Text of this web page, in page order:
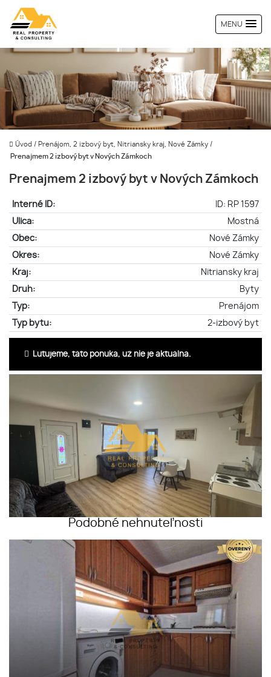
MENU
Úvod / Prenájom, 2 izbový byt, Nitriansky kraj, Nové Zámky /
Prenajmem 2 izbový byt v Nových Zámkoch
Prenajmem 2 izbový byt v Nových Zámkoch
Interné ID:
ID: RP 1597
Ulica:
Mostná
Obec:
Nové Zámky
Okres:
Nové Zámky
Kraj:
Nitriansky kraj
Druh:
Byty
Typ:
Prenájom
Typ bytu:
2-izbový byt
Ľutujeme, táto ponuka, už nie je aktuálna.
Podobné nehnuteľnosti